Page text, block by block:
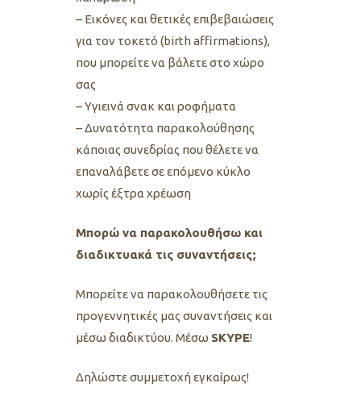
– Εικόνες και θετικές επιβεβαιώσεις
για τον τοκετό (birth affirmations),
που μπορείτε να βάλετε στο χώρο
σας
– Υγιεινά σνακ και ροφήματα
– Δυνατότητα παρακολούθησης
κάποιας συνεδρίας που θέλετε να
επαναλάβετε σε επόμενο κύκλο
χωρίς έξτρα χρέωση
Μπορώ να παρακολουθήσω και
διαδικτυακά τις συναντήσεις;
Μπορείτε να παρακολουθήσετε τις
προγεννητικές μας συναντήσεις και
μέσω διαδικτύου. Μέσω SKYPE!
Δηλώστε συμμετοχή εγκαίρως!